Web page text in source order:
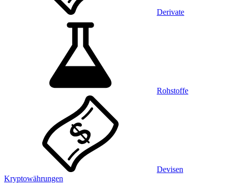
Derivate
Rohstoffe
Devisen
Kryptowährungen